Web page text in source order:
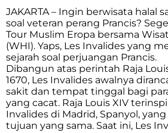
JAKARTA – Ingin berwisata halal
soal veteran perang Prancis?
Tour Muslim Eropa bersama
(WHI). Yaps, Les Invalides yang
sejarah soal perjuangan Prancis.
Dibangun atas perintah Raja
1670, Les Invalides awalnya
sakit dan tempat tinggal bagi
yang cacat. Raja Louis XIV
Invalides di Madrid, Spanyol,
tujuan yang sama. Saat ini, Les